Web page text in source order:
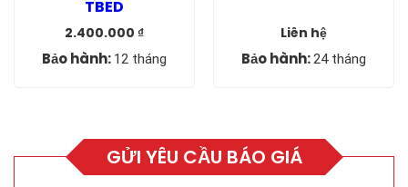
TBED
gốc
là:
2.400.000 ₫
hiện
tại
Bảo hành: 12 tháng
Liên hệ
Bảo hành:24 tháng
GỬI YÊU CẦU BÁO GIÁ